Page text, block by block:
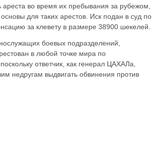
во время их пребывания за рубежом,
для таких арестов. Иск подан в суд по
за клевету в размере 38900 шекелей.
боевых подразделений,
в любой точке мира по
ответчик, как генерал ЦАХАЛа,
недругам выдвигать обвинения против